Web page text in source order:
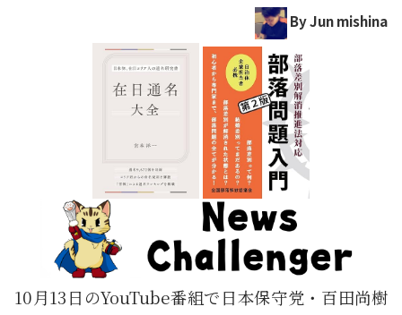
By Jun mishina
10月13日のYouTube番組で日本保守党・百田尚樹